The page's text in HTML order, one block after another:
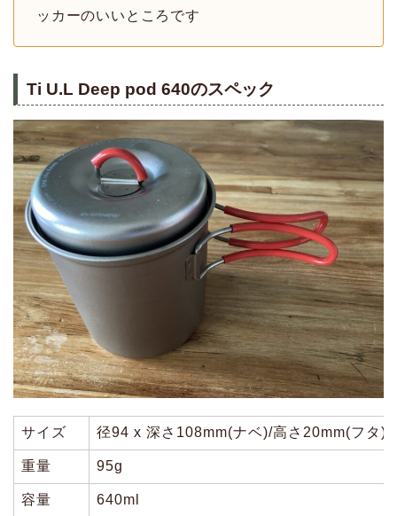
ッカーのいいところです
Ti U.L Deep pod 640のスペック
サイズ 径94 x 深さ108mm(ナベ)/高さ20mm(フタ)
重量 95g
容量 640ml